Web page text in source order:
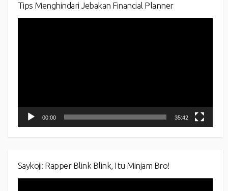
Tips Menghindari Jebakan Financial Planner
00:00 35:42
Saykoji: Rapper Blink Blink, Itu Minjam Bro!